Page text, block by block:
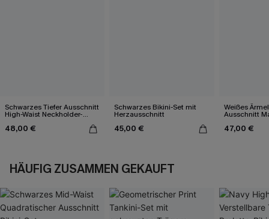
Schwarzes Tiefer Ausschnitt
High-Waist Neckholder-
Bikini-Set
48,00 €
Schwarzes Bikini-Set mit
Herzausschnitt
45,00 €
Weißes
Ausschnitt
47,00 €
HÄUFIG ZUSAMMEN GEKAUFT